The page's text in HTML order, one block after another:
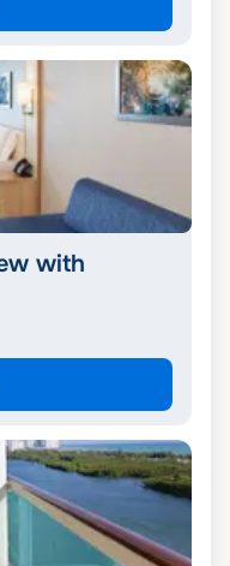
with